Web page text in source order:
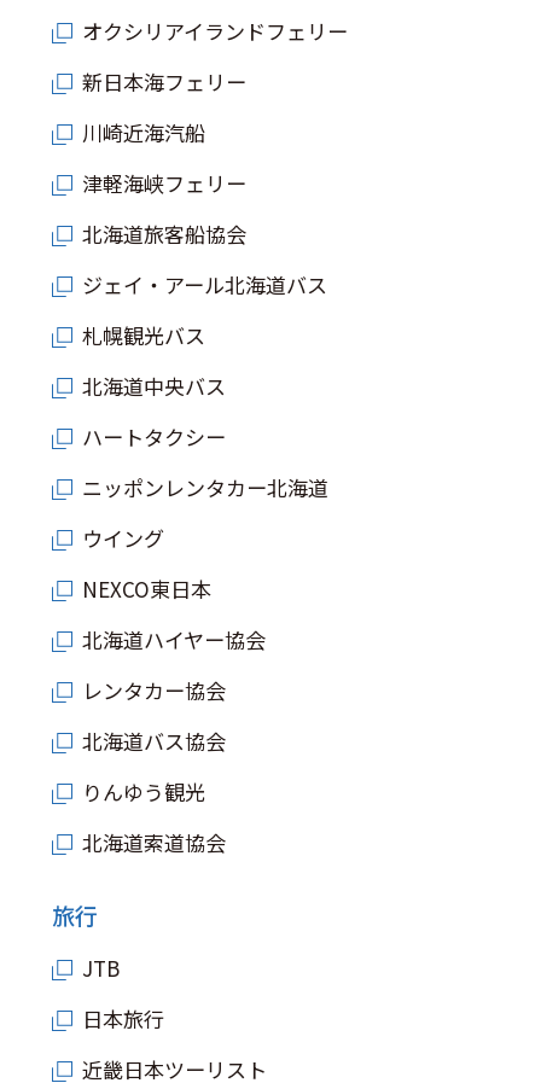
オクシリアイランドフェリー
新日本海フェリー
川崎近海汽船
津軽海峡フェリー
北海道旅客船協会
ジェイ・アール北海道バス
札幌観光バス
北海道中央バス
ハートタクシー
ニッポンレンタカー北海道
ウイング
NEXCO東日本
北海道ハイヤー協会
レンタカー協会
北海道バス協会
りんゆう観光
北海道索道協会
旅行
JTB
日本旅行
近畿日本ツーリスト